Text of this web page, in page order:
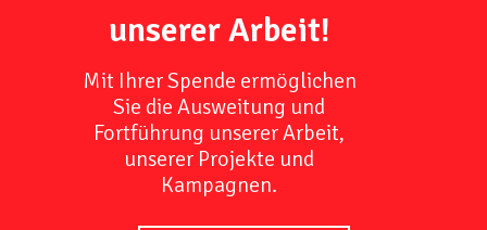
unserer Arbeit!
Mit Ihrer Spende ermöglichen
Sie die Ausweitung und
Fortführung unserer Arbeit,
unserer Projekte und
Kampagnen.